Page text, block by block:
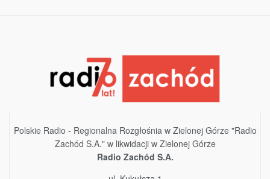
Polskie Radio - Regionalna Rozgłośnia w Zielonej Górze "Radio
Zachód S.A." w likwidacji w Zielonej Górze
Radio Zachód S.A.